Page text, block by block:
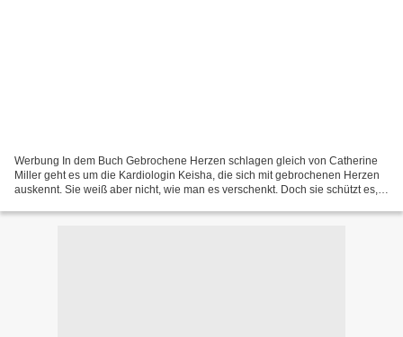
Werbung In dem Buch Gebrochene Herzen schlagen gleich von Catherine
Miller geht es um die Kardiologin Keisha, die sich mit gebrochenen Herzen
auskennt. Sie weiß aber nicht, wie man es verschenkt. Doch sie schützt es,